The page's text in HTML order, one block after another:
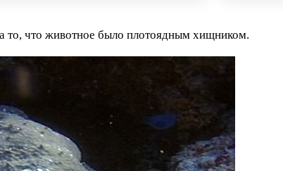
то, что животное было плотоядным хищником.